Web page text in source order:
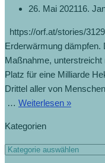
26. Mai 202116.
https://orf.at/stories/
Erderwärmung
Maßnahme,
Platz für eine Milliarde
Drittel aller von
… Weiterlesen »
Kategorien